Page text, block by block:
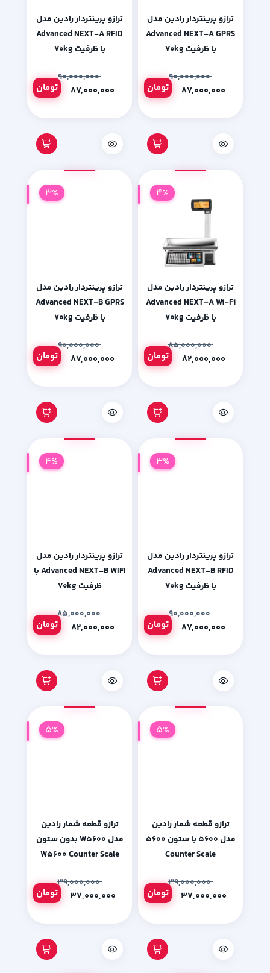
ترازو پرینتردار رادین مدل
Advanced NEXT-A GPRS
با ظرفیت ۷۰kg
۹۰,۰۰۰,۰۰۰
تومان
ترازو پرینتردار رادین مدل
Advanced NEXT-A RFID
با ظرفیت ۷۰kg
۹۰,۰۰۰,۰۰۰
تومان
ترازو پرینتردار رادین مدل
Advanced NEXT-A Wi-Fi
با ظرفیت ۷۰kg
۸۵,۰۰۰,۰۰۰
تومان
4%
ترازو پرینتردار رادین مدل
Advanced NEXT-B GPRS
با ظرفیت ۷۰kg
۹۰,۰۰۰,۰۰۰
تومان
3%
ترازو پرینتردار رادین مدل
Advanced NEXT-B RFID
با ظرفیت ۷۰kg
۹۰,۰۰۰,۰۰۰
تومان
3%
ترازو پرینتردار رادین مدل
Advanced NEXT-B WIFI با
ظرفیت ۷۰kg
۸۵,۰۰۰,۰۰۰
تومان
4%
ترازو قطعه شمار رادین
مدل ۵۶۰۰ با ستون ۵۶۰۰
Counter Scale
۳۹,۰۰۰,۰۰۰
تومان
5%
ترازو قطعه شمار رادین
مدل W5600 بدون ستون
W5600 Counter Scale
۳۹,۰۰۰,۰۰۰
تومان
5%